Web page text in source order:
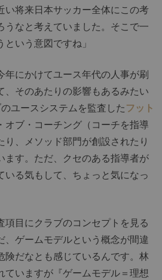
い将来日本サッカー全体にこの考
うなと考えていました。そこで一
いう意図ですね」
年にかけてユース年代の人事が刷
、そのあたりの影響もあるみたい
ユースシステムを監査した フット
オブ・コーチング（コーチを指導
、メソッド部門が創設されたり
ます。ただ、クセのある指導者が
いる気もして、ちょっと気になっ
項目にクラブのコンセプトを見る
、ゲームモデルという概念が間違
険だなとも感じているんです。林
ていますが『ゲームモデル＝理想